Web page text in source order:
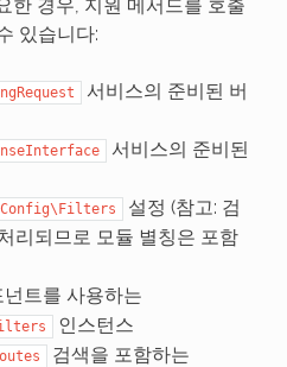
한 경우, 지원 메서드를 호출
있습니다:
서비스의 준비된 버
서비스의 준비된
Config\Filters
설정 (참고: 검
리되므로 모듈 별칭은 포함
트를 사용하는
인스턴스
검색을 포함하는